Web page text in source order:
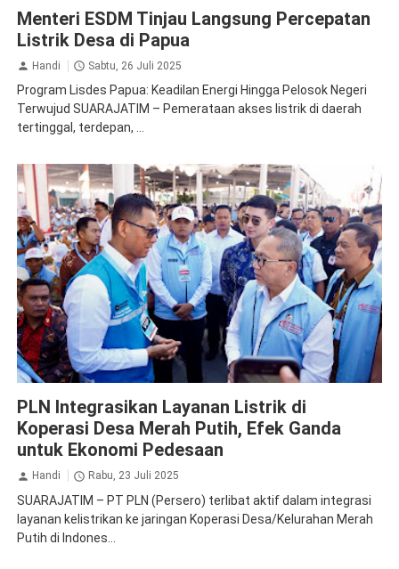
Menteri ESDM Tinjau Langsung Percepatan
Listrik Desa di Papua
Handi Sabtu, 26 Juli 2025
Program Lisdes Papua: Keadilan Energi Hingga Pelosok Negeri
Terwujud SUARAJATIM – Pemerataan akses listrik di daerah
tertinggal, terdepan, ...
PLN Integrasikan Layanan Listrik di
Koperasi Desa Merah Putih, Efek Ganda
untuk Ekonomi Pedesaan
Handi Rabu, 23 Juli 2025
SUARAJATIM – PT PLN (Persero) terlibat aktif dalam integrasi
layanan kelistrikan ke jaringan Koperasi Desa/Kelurahan Merah
Putih di Indones...